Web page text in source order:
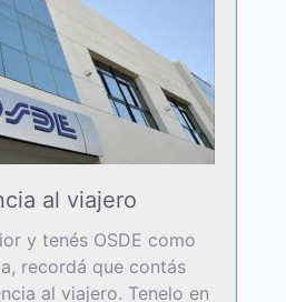
al viajero
y tenés OSDE como
recordá que contás
al viajero. Tenelo en